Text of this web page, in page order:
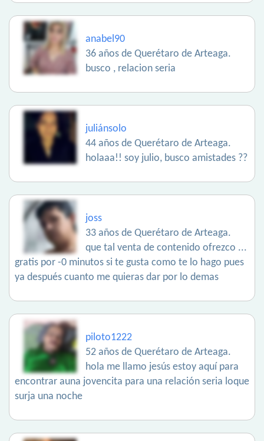
anabel90
36 años de Querétaro de Arteaga.
busco , relacion seria
juliánsolo
44 años de Querétaro de Arteaga.
holaaa!! soy julio, busco amistades ??
joss
33 años de Querétaro de Arteaga.
que tal venta de contenido ofrezco ...
gratis por -0 minutos si te gusta como te lo hago pues
ya después cuanto me quieras dar por lo demas
piloto1222
52 años de Querétaro de Arteaga.
hola me llamo jesús estoy aquí para
encontrar auna jovencita para una relación seria loque
surja una noche